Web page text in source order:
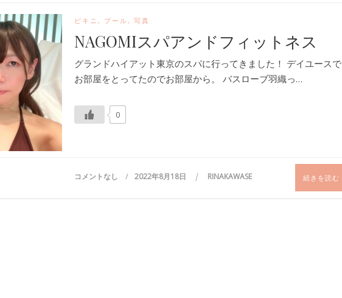
ビキニ, プール,写真
NAGOMIスパアンドフィットネス
グランドハイアット東京のスパに行ってきました！ デイユースで
お部屋をとってたのでお部屋から。 バスローブ羽織っ…
0
コメントなし 2022年8月18日 RINAKAWASE 続きを読む